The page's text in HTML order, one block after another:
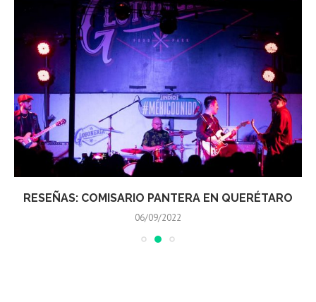
RESEÑAS: COMISARIO PANTERA EN QUERÉTARO
06/09/2022